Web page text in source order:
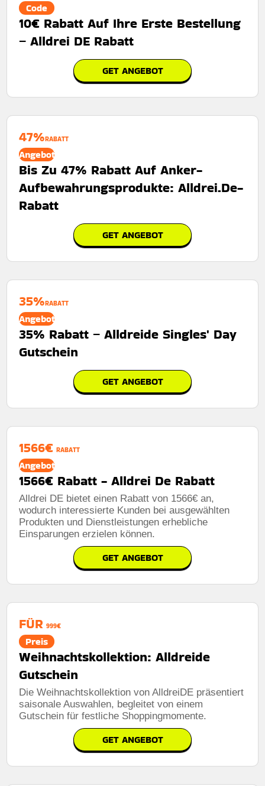
Code
10€ Rabatt Auf Ihre Erste Bestellung
– Alldrei DE Rabatt
GET ANGEBOT
47%RABATT
Angebot
Bis Zu 47% Rabatt Auf Anker-
Aufbewahrungsprodukte: Alldrei.De-
Rabatt
GET ANGEBOT
35%RABATT
Angebot
35% Rabatt – Alldreide Singles' Day
Gutschein
GET ANGEBOT
1566€ RABATT
Angebot
1566€ Rabatt - Alldrei De Rabatt
Alldrei DE bietet einen Rabatt von 1566€ an,
wodurch interessierte Kunden bei ausgewählten
Produkten und Dienstleistungen erhebliche
Einsparungen erzielen können.
GET ANGEBOT
FÜR 999€
Preis
Weihnachtskollektion: Alldreide
Gutschein
Die Weihnachtskollektion von AlldreiDE präsentiert
saisonale Auswahlen, begleitet von einem
Gutschein für festliche Shoppingmomente.
GET ANGEBOT